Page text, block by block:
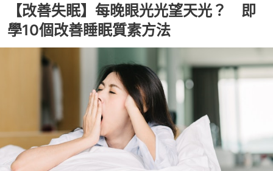
【改善失眠】每晚眼光光望天光？ 即
學10個改善睡眠質素方法